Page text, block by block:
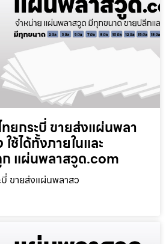
ยกระบี่ ขายส่งแผ่นพลา
ได้ทั้งภายในและ
แผ่นพลาสวูด.com
ขายส่งแผ่นพลาสว